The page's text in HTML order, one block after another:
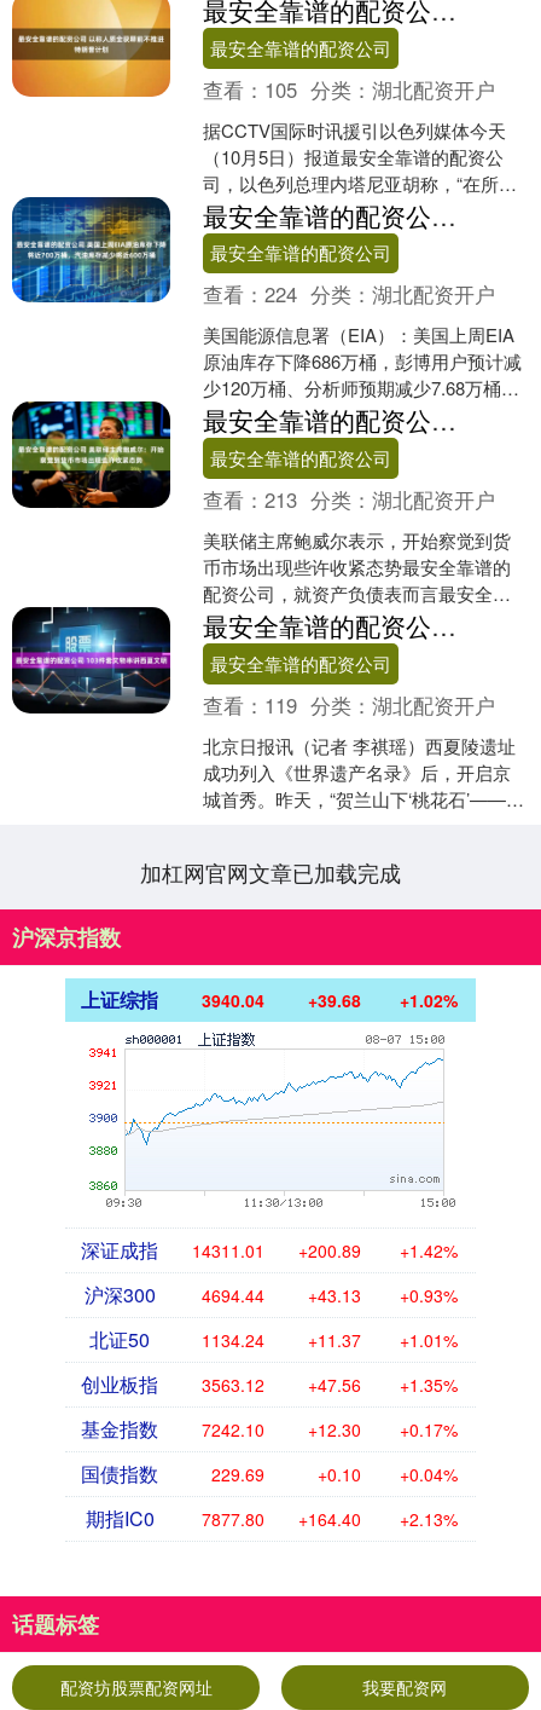
645.....
最安全靠谱的配资公司 以称人质全获释前不推进特朗普计划
最安全靠谱的配资公司
查看： 105 分类：湖北配资开户
据CCTV国际时讯援引以色列媒体今天
（10月5日）报道最安全靠谱的配资公
司，以色列总理内塔尼亚胡称，“在所有
被扣押人员获释之前，以色列不会推进
特朗普提出的结束加....
最安全靠谱的配资公司 美国上周EIA原油库存下降将近700万桶，汽油库存减少将近600万桶
最安全靠谱的配资公司
查看：224 分类：湖北配资开户
美国能源信息署（EIA）：美国上周EIA
原油库存下降686万桶，彭博用户预计减
少120万桶、分析师预期减少7.68万桶最
安全靠谱的配资公司，之前一周下降
96.1....
最安全靠谱的配资公司 美联储主席鲍威尔：开始察觉到货币市场出现些许收紧态势
最安全靠谱的配资公司
查看：213 分类：湖北配资开户
美联储主席鲍威尔表示，开始察觉到货
币市场出现些许收紧态势最安全靠谱的
配资公司，就资产负债表而言最安全靠
谱的配资公司，我们虽已取得一定进
展，但仍有很长的路要走。....
最安全靠谱的配资公司 103件套文物串讲西夏文明
最安全靠谱的配资公司
查看： 119 分类：湖北配资开户
北京日报讯（记者 李祺瑶）西夏陵遗址
成功列入《世界遗产名录》后，开启京
城首秀。昨天，“贺兰山下‘桃花石’——西
加杠网官网文章已加载完成
沪深京指数
上证综指 3940.04 +39.68 +1.02%
深证成指 14311.01 +200.89 +1.42%
沪深300 4694.44 +43.13 +0.93%
北证50 1134.24 +11.37 +1.01%
创业板指 3563.12 +47.56 +1.35%
基金指数 7242.10 +12.30 +0.17%
国债指数 229.69 +0.10 +0.04%
期指IC0 7877.80 +164.40 +2.13%
话题标签
配资坊股票配资网址 我要配资网